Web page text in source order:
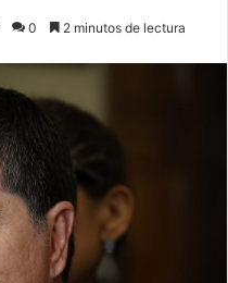
0 2 minutos de lectura